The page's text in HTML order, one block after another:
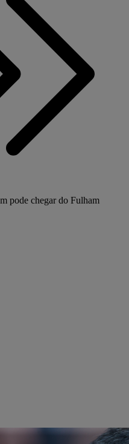
pode chegar do Fulham